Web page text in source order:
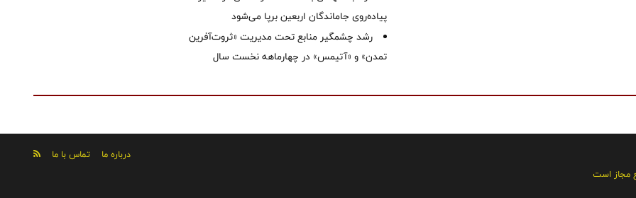
پیاده‌روی جاماندگان اربعین برپا می‌شود
رشد چشمگیر منابع تحت مدیریت «ثروت‌آفرین
تمدن» و «آتیمس» در چهارماهه نخست سال
درباره ما
تماس با ما
مجاز است